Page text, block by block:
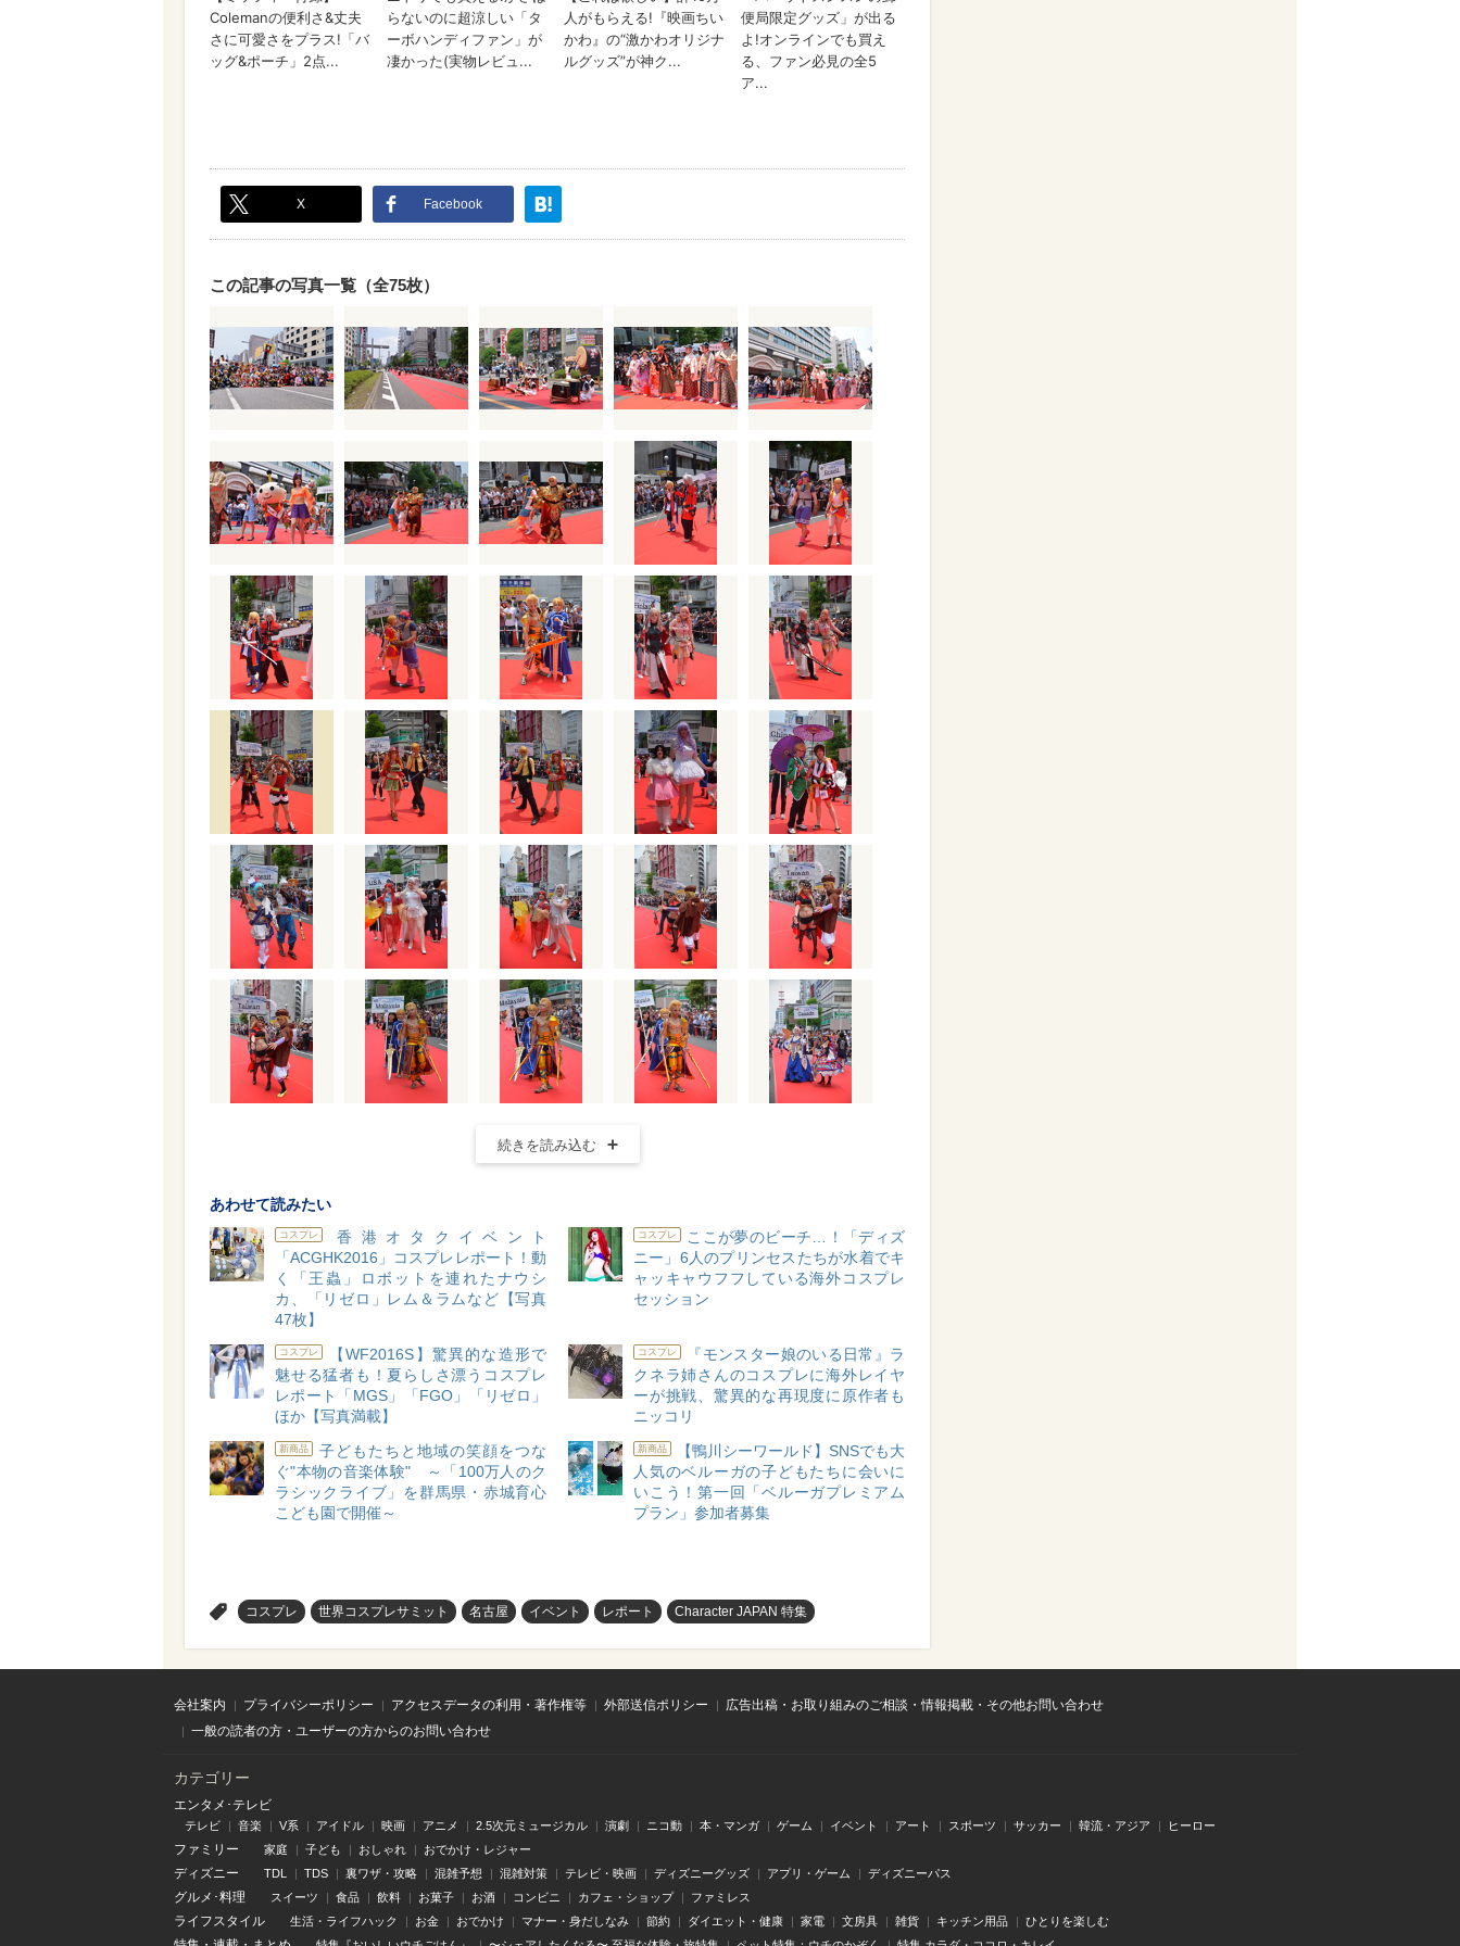
X Facebook
この記事の写真一覧（全75枚）
続きを読み込む
あわせて読みたい
コスプレ
香港オタクイベント
「ACGHK2016」コスプレレポート！動
く「王蟲」ロボットを連れたナウシ
カ、「リゼロ」レム＆ラムなど【写真
47枚】
コスプレ
ここが夢のビーチ…！「ディズ
ニー」6人のプリンセスたちが水着でキ
ャッキャウフフしている海外コスプレ
セッション
コスプレ
【WF2016S】驚異的な造形で
魅せる猛者も！夏らしさ漂うコスプレ
レポート「MGS」「FGO」「リゼロ」
ほか【写真満載】
コスプレ
『モンスター娘のいる日常』ラ
クネラ姉さんのコスプレに海外レイヤ
ーが挑戦、驚異的な再現度に原作者も
ニッコリ
新商品
子どもたちと地域の笑顔をつな
ぐ"本物の音楽体験" ～「100万人のク
ラシックライブ」を群馬県・赤城育心
こども園で開催～
新商品
【鴨川シーワールド】SNSでも大
人気のベルーガの子どもたちに会いに
いこう！第一回「ベルーガプレミアム
プラン」参加者募集
コスプレ 世界コスプレサミット 名古屋 イベント レポート Character JAPAN 特集
会社案内 プライバシーポリシー アクセスデータの利用・著作権等 外部送信ポリシー
広告出稿・お取り組みのご相談・情報掲載・その他お問い合わせ
一般の読者の方・ユーザーの方からのお問い合わせ
カテゴリー
エンタメ･テレビ
テレビ 音楽 V系 アイドル 映画 アニメ 2.5次元ミュージカル 演劇 ニコ動 本・マンガ ゲーム イベント アート スポーツ サッカー 韓流・アジア ヒーロー
ファミリー 家庭 子ども おしゃれ おでかけ・レジャー
ディズニー TDL TDS 裏ワザ・攻略 混雑予想 混雑対策 テレビ・映画 ディズニーグッズ アプリ・ゲーム ディズニーパス
グルメ･料理 スイーツ 食品 飲料 お菓子 お酒 コンビニ カフェ・ショップ ファミレス
ライフスタイル 生活・ライフハック お金 おでかけ マナー・身だしなみ 節約 ダイエット・健康 家電 文房具 雑貨 キッチン用品 ひとりを楽しむ